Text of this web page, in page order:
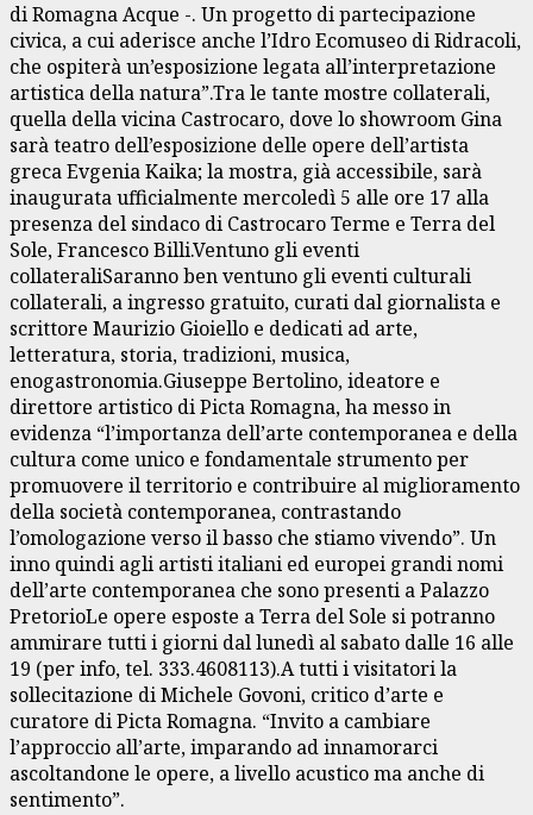
di Romagna Acque -. Un progetto di partecipazione
civica, a cui aderisce anche l’Idro Ecomuseo di Ridracoli,
che ospiterà un’esposizione legata all’interpretazione
artistica della natura”.Tra le tante mostre collaterali,
quella della vicina Castrocaro, dove lo showroom Gina
sarà teatro dell’esposizione delle opere dell’artista
greca Evgenia Kaika; la mostra, già accessibile, sarà
inaugurata ufficialmente mercoledì 5 alle ore 17 alla
presenza del sindaco di Castrocaro Terme e Terra del
Sole, Francesco Billi.Ventuno gli eventi
collateraliSaranno ben ventuno gli eventi culturali
collaterali, a ingresso gratuito, curati dal giornalista e
scrittore Maurizio Gioiello e dedicati ad arte,
letteratura, storia, tradizioni, musica,
enogastronomia.Giuseppe Bertolino, ideatore e
direttore artistico di Picta Romagna, ha messo in
evidenza “l’importanza dell’arte contemporanea e della
cultura come unico e fondamentale strumento per
promuovere il territorio e contribuire al miglioramento
della società contemporanea, contrastando
l’omologazione verso il basso che stiamo vivendo”. Un
inno quindi agli artisti italiani ed europei grandi nomi
dell’arte contemporanea che sono presenti a Palazzo
PretorioLe opere esposte a Terra del Sole si potranno
ammirare tutti i giorni dal lunedì al sabato dalle 16 alle
19 (per info, tel. 333.4608113).A tutti i visitatori la
sollecitazione di Michele Govoni, critico d’arte e
curatore di Picta Romagna. “Invito a cambiare
l’approccio all’arte, imparando ad innamorarci
ascoltandone le opere, a livello acustico ma anche di
sentimento”.